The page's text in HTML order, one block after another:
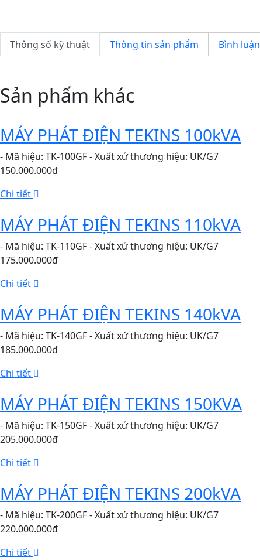
Thông số kỹ thuật Thông tin sản phẩm Bình luận
Sản phẩm khác
MÁY PHÁT ĐIỆN TEKINS 100kVA
- Mã hiệu: TK-100GF - Xuất xứ thương hiệu: UK/G7
150.000.000đ
Chi tiết
MÁY PHÁT ĐIỆN TEKINS 110kVA
- Mã hiệu: TK-110GF - Xuất xứ thương hiệu: UK/G7
175.000.000đ
Chi tiết
MÁY PHÁT ĐIỆN TEKINS 140kVA
- Mã hiệu: TK-140GF - Xuất xứ thương hiệu: UK/G7
185.000.000đ
Chi tiết
MÁY PHÁT ĐIỆN TEKINS 150KVA
- Mã hiệu: TK-150GF - Xuất xứ thương hiệu: UK/G7
205.000.000đ
Chi tiết
MÁY PHÁT ĐIỆN TEKINS 200kVA
- Mã hiệu: TK-200GF - Xuất xứ thương hiệu: UK/G7
220.000.000đ
Chi tiết